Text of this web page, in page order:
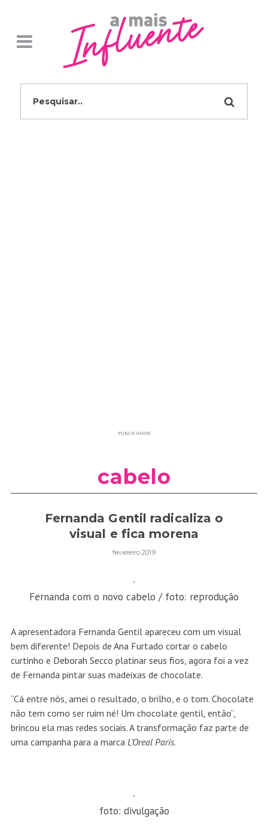
PUBLICIDADE
cabelo
Fernanda Gentil radicaliza o
visual e fica morena
fevereiro 2019
Fernanda com o novo cabelo / foto: reprodução
A apresentadora Fernanda Gentil apareceu com um visual
bem diferente! Depois de Ana Furtado cortar o cabelo
curtinho e Deborah Secco platinar seus fios, agora foi a vez
de Fernanda pintar suas madeixas de chocolate.
“Cá entre nós, amei o resultado, o brilho, e o tom. Chocolate
não tem como ser ruim né! Um chocolate gentil, então”,
brincou ela mas redes sociais. A transformação faz parte de
uma campanha para a marca L’Oreal Paris.
foto: divulgação